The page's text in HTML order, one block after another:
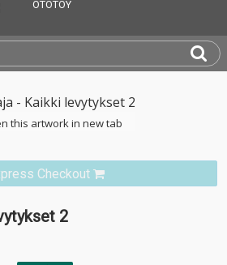
this artwork in new tab
Checkout
2